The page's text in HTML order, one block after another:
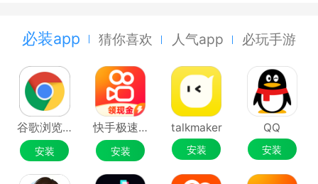
必装app 猜你喜欢 人气app 必玩手游
谷歌浏览器Google Chrome
安装
快手极速版
安装
talkmaker
安装
QQ
安装